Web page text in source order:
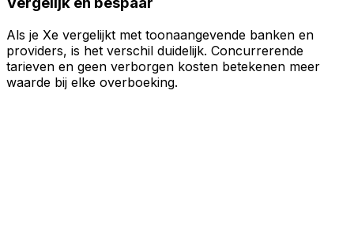
Als je Xe vergelijkt met toonaangevende banken en
providers, is het verschil duidelijk. Concurrerende
tarieven en geen verborgen kosten betekenen meer
waarde bij elke overboeking.